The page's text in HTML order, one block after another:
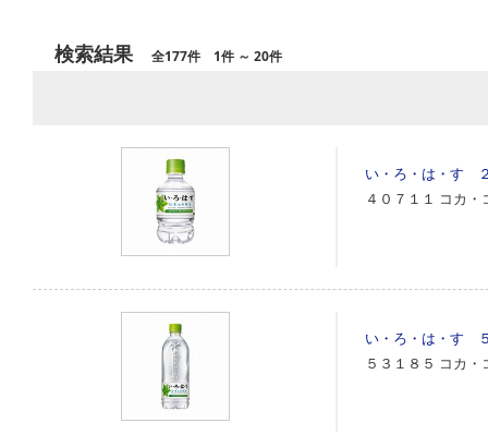
検索結果 全177件 1件 ～ 20件
い・ろ・は・す
４０７１１ コカ・
い・ろ・は・す
５３１８５ コカ・